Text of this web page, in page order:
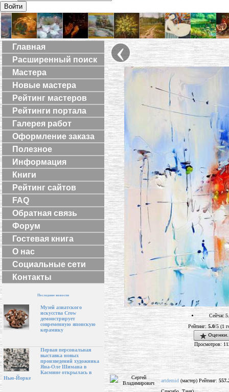
Войти
Главная
Расширенный поиск
Мастера
Новые мастера
Рейтинг мастеров
Рейтинги портала
Галерея работ
Оформление заказа
Полезное
Информация
Книги
Рейтинг сайтов
FAQ
Обратная связь
Форум
Гостевая книга
О нас
Социальные сети
Контакты
Последние новости
Музей азиатского
искусства Crow
демонстрирует
современную японскую
керамику
Первая персональная
выставка новых
произведений художника
Яна-Оле Шимана в
Касмине открылась в
Нью-Йорке
‹
Сейчас
Рейтинг:5.0/5 (1
Оценки.
Просмотров:
artdemid (мастер) Рейтинг: